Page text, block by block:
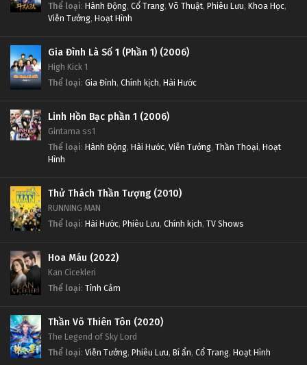
Thể loại: Hành Động, Cổ Trang, Võ Thuật, Phiêu Lưu, Khoa Học,
Viễn Tưởng, Hoạt Hình
Gia Đình Là Số 1 (Phần 1) (2006)
High Kick 1
Thể loại: Gia Đình, Chính kịch, Hài Hước
Linh Hồn Bạc phần 1 (2006)
Gintama ss1
Thể loại: Hành Động, Hài Hước, Viễn Tưởng, Thần Thoại, Hoạt
Hình
Thử Thách Thần Tượng (2010)
RUNNING MAN
Thể loại: Hài Hước, Phiêu Lưu, Chính kịch, TV Shows
Hoa Máu (2022)
Kan Cicekleri
Thể loại: Tình Cảm
Thần Võ Thiên Tôn (2020)
The Legend of Sky Lord
Thể loại: Viễn Tưởng, Phiêu Lưu, Bí ẩn, Cổ Trang, Hoạt Hình